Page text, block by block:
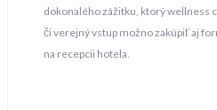
dokonalého zážitku, ktorý wellness
či verejný vstup možno zakúpiť aj
na recepcii hotela.